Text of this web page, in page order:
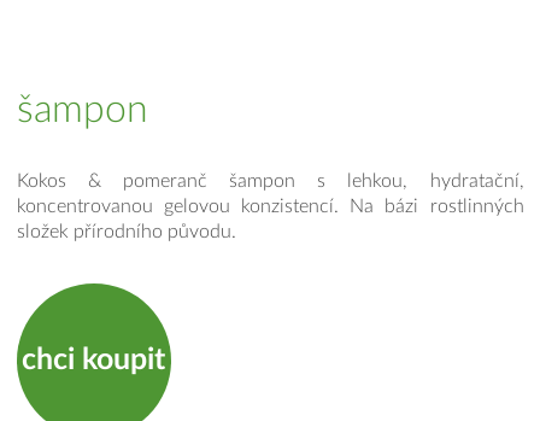
šampon
Kokos & pomeranč šampon s lehkou, hydratační,
koncentrovanou gelovou konzistencí. Na bázi rostlinných
složek přírodního původu.
chci koupit